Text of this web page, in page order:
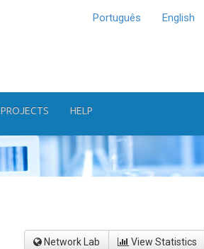
Português English
PROJECTS HELP
Network Lab View Statistics